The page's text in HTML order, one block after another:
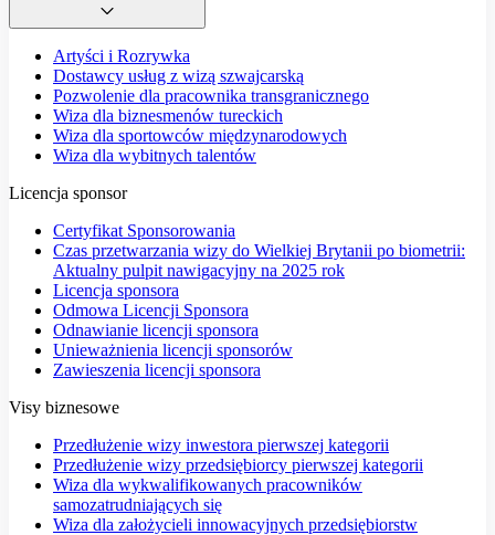
Artyści i Rozrywka
Dostawcy usług z wizą szwajcarską
Pozwolenie dla pracownika transgranicznego
Wiza dla biznesmenów tureckich
Wiza dla sportowców międzynarodowych
Wiza dla wybitnych talentów
Licencja sponsor
Certyfikat Sponsorowania
Czas przetwarzania wizy do Wielkiej Brytanii po biometrii:
Aktualny pulpit nawigacyjny na 2025 rok
Licencja sponsora
Odmowa Licencji Sponsora
Odnawianie licencji sponsora
Unieważnienia licencji sponsorów
Zawieszenia licencji sponsora
Visy biznesowe
Przedłużenie wizy inwestora pierwszej kategorii
Przedłużenie wizy przedsiębiorcy pierwszej kategorii
Wiza dla wykwalifikowanych pracowników
samozatrudniających się
Wiza dla założycieli innowacyjnych przedsiębiorstw